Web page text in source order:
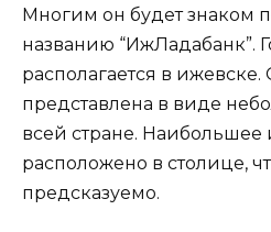
Многим он будет знаком
названию “ИжЛадабанк”.
располагается в ижевске.
представлена в виде
всей стране. Наибольшее
расположено в столице,
предсказуемо.